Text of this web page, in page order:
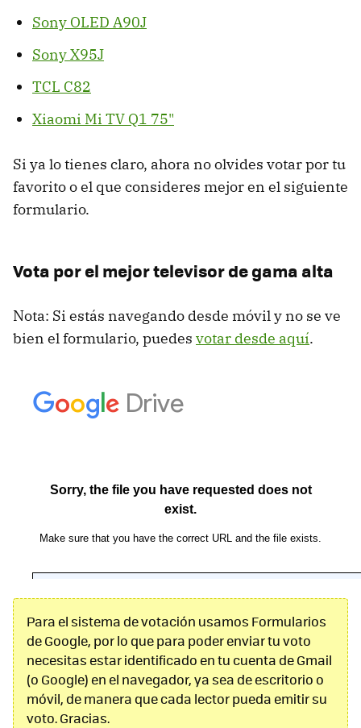
Sony OLED A90J
Sony X95J
TCL C82
Xiaomi Mi TV Q1 75"
Si ya lo tienes claro, ahora no olvides votar por tu
favorito o el que consideres mejor en el siguiente
formulario.
Vota por el mejor televisor de gama alta
Nota: Si estás navegando desde móvil y no se ve
bien el formulario, puedes votar desde aquí.
Para el sistema de votación usamos Formularios
de Google, por lo que para poder enviar tu voto
necesitas estar identificado en tu cuenta de Gmail
(o Google) en el navegador, ya sea de escritorio o
móvil, de manera que cada lector pueda emitir su
voto. Gracias.